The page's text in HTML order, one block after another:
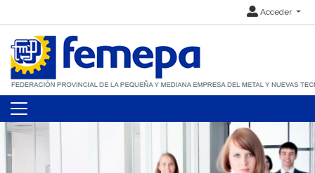
Acceder